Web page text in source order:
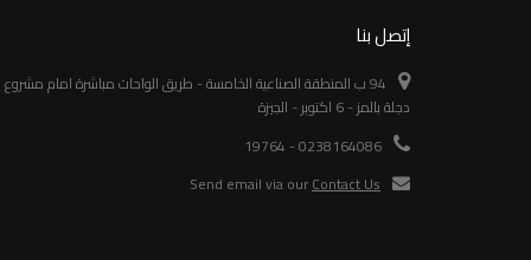
إتصل بنا
94 ب المنطقة الصناعية الخامسة - طريق الواحات مباشرة امام مشروع
دجلة بالمز - 6 اكتوبر - الجيزة
0238164086 - 19764
Send email via ourContact Us